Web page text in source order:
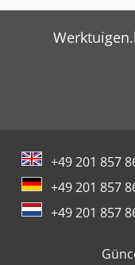
+49 201 857
+49 201 857
+49 201 857